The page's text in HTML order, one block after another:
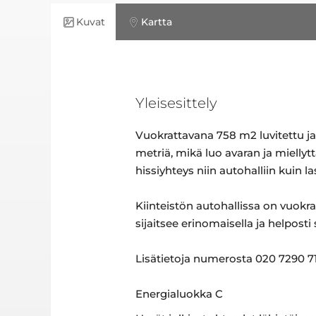
Kuvat Kartta
Yleisesittely
Vuokrattavana 758 m2 luvitettu
metriä, mikä luo avaran ja
hissiyhteys niin autohalliin kuin
Kiinteistön autohallissa on
sijaitsee erinomaisella ja helposti
Lisätietoja numerosta 020 7290
Energialuokka C